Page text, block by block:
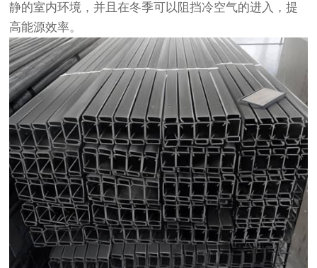
静的室内环境，并且在冬季可以阻挡冷空气的进入，提
高能源效率。